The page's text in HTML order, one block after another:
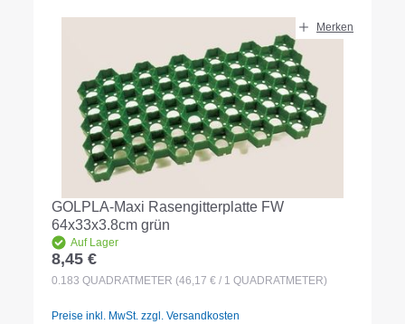
Merken
GOLPLA-Maxi Rasengitterplatte FW
64x33x3.8cm grün
Auf Lager
Regulärer Preis:
8,45 €
0.183 QUADRATMETER (46,17 € / 1 QUADRATMETER)
Preise inkl. MwSt. zzgl. Versandkosten